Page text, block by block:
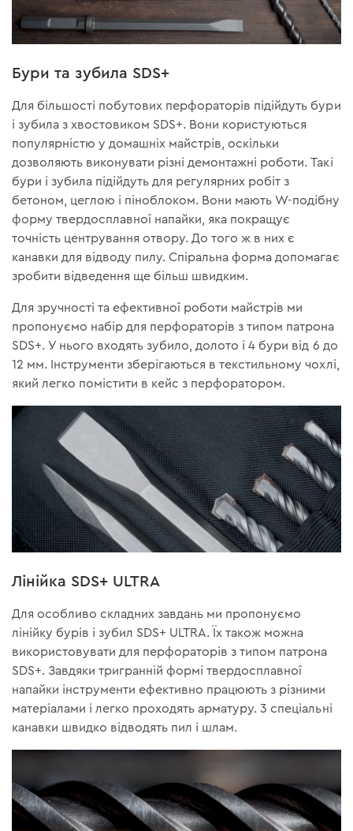
Бури та зубила SDS+
Для більшості побутових перфораторів підійдуть бури
і зубила з хвостовиком SDS+. Вони користуються
популярністю у домашніх майстрів, оскільки
дозволяють виконувати різні демонтажні роботи. Такі
бури і зубила підійдуть для регулярних робіт з
бетоном, цеглою і піноблоком. Вони мають W-подібну
форму твердосплавної напайки, яка покращує
точність центрування отвору. До того ж в них є
канавки для відводу пилу. Спіральна форма допомагає
зробити відведення ще більш швидким.
Для зручності та ефективної роботи майстрів ми
пропонуємо набір для перфораторів з типом патрона
SDS+. У нього входять зубило, долото і 4 бури від 6 до
12 мм. Інструменти зберігаються в текстильному чохлі,
який легко помістити в кейс з перфоратором.
Лінійка SDS+ ULTRA
Для особливо складних завдань ми пропонуємо
лінійку бурів і зубил SDS+ ULTRA. Їх також можна
використовувати для перфораторів з типом патрона
SDS+. Завдяки тригранній формі твердосплавної
напайки інструменти ефективно працюють з різними
матеріалами і легко проходять арматуру. 3 спеціальні
канавки швидко відводять пил і шлам.